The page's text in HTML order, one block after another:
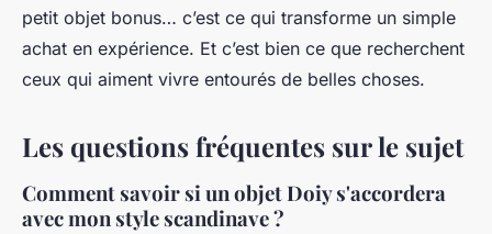
petit objet bonus… c’est ce qui transforme un simple
achat en expérience. Et c’est bien ce que recherchent
ceux qui aiment vivre entourés de belles choses.
Les questions fréquentes sur le sujet
Comment savoir si un objet Doiy s'accordera
avec mon style scandinave ?